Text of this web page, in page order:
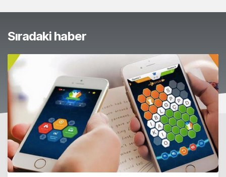
Sıradaki haber